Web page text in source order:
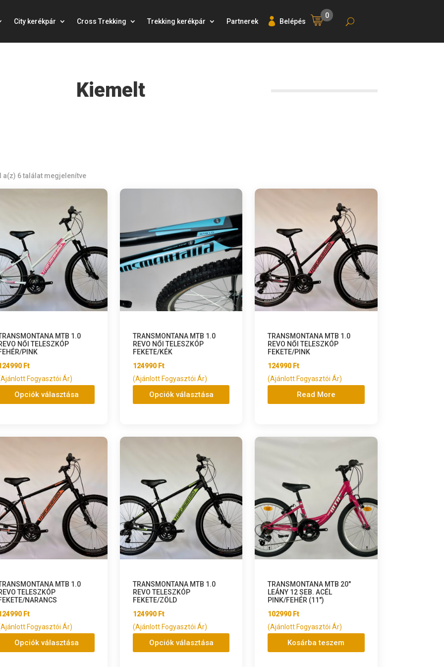
City kerékpár Cross Trekking Trekking kerékpár Partnerek Belépés
0
Kiemelt
a(z) 6 találat megjelenítve
MTB 1.0
NŐI TELESZKÓP
PINK
Ft
Fogyasztói Ár)
Opciók választása
TRANSMONTANA MTB 1.0
REVO NŐI TELESZKÓP
FEKETE/KÉK
124990 Ft
(Ajánlott Fogyasztói Ár)
Opciók választása
TRANSMONTANA MTB 1.0
REVO NŐI TELESZKÓP
FEKETE/PINK
124990 Ft
(Ajánlott Fogyasztói Ár)
Read More
MTB 1.0
TELESZKÓP
NARANCS
Ft
Fogyasztói Ár)
Opciók választása
TRANSMONTANA MTB 1.0
REVO TELESZKÓP
FEKETE/ZÖLD
124990 Ft
(Ajánlott Fogyasztói Ár)
Opciók választása
TRANSMONTANA MTB 20″
LEÁNY 12 SEB. ACÉL
PINK/FEHÉR (11″)
102990 Ft
(Ajánlott Fogyasztói Ár)
Kosárba teszem